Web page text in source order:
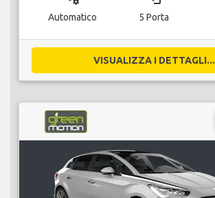
Automatico 5 Porta
VISUALIZZA I DETTAGLI...